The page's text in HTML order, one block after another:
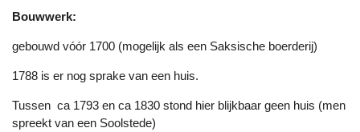
Bouwwerk:
gebouwd vóór 1700 (mogelijk als een Saksische boerderij)
1788 is er nog sprake van een huis.
Tussen ca 1793 en ca 1830 stond hier blijkbaar geen huis (men
spreekt van een Soolstede)